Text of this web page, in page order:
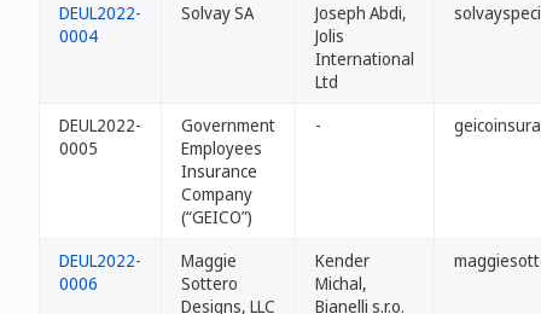
DEUL2022-
0004
Solvay SA
Joseph Abdi,
Jolis
International
Ltd
DEUL2022-
0005
Government
Employees
Insurance
Company
(“GEICO”)
-
DEUL2022-
0006
Maggie
Sottero
Designs, LLC
Kender
Michal,
Bianelli s.r.o.